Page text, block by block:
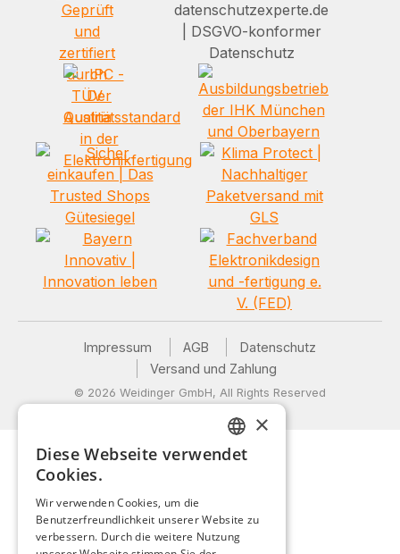
Impressum AGB
Datenschutz
Versand und Zahlung
© 2026 Weidinger GmbH, All Rights Reserved
GERMAN
FRENCH
×
Diese Webseite verwendet
Cookies.
Wir verwenden Cookies, um die
Benutzerfreundlichkeit unserer Website zu
verbessern. Durch die weitere Nutzung